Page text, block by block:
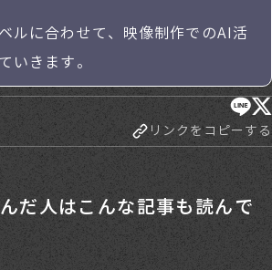
ルに合わせて、映像制作でのAI活
いきます。
リンクをコピーする
だ人はこんな記事も読んで